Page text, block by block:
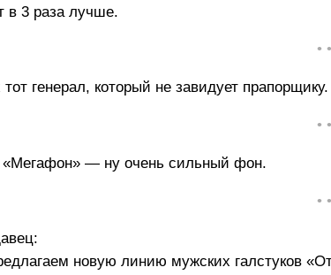
в 3 раза лучше.
•
генерал, который не завидует прапорщику.
•
«Мегафон» — ну очень сильный фон.
•
новую линию мужских галстуков